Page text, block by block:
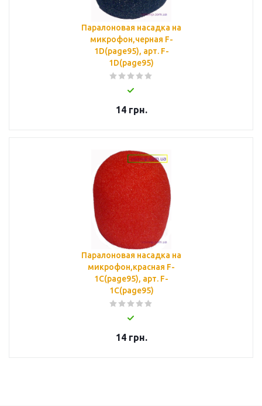
Паралоновая насадка на
микрофон,черная F-
1D(page95), арт. F-
1D(page95)
14грн.
Паралоновая насадка на
микрофон,красная F-
1C(page95), арт. F-
1C(page95)
14грн.